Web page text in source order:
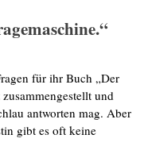
für ihr Buch „Der
und
antworten mag. Aber
gibt es oft keine